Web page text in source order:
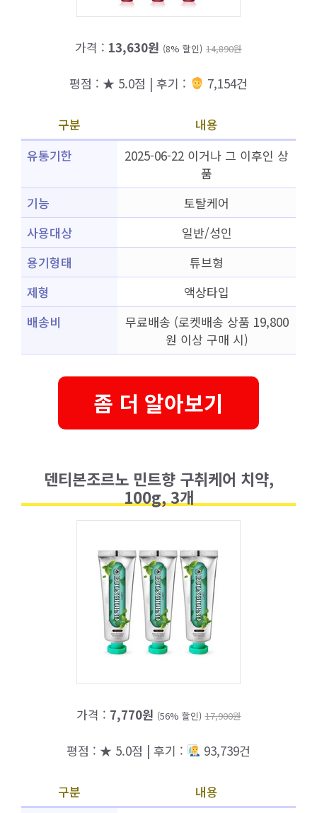
가격 : 13,630원 (8% 할인) 14,890원
평점 : ★ 5.0점 | 후기 : 7,154건
구분
내용
유통기한
2025-06-22 이거나 그 이후인 상
품
기능
토탈케어
사용대상
일반/성인
용기형태
튜브형
제형
액상타입
배송비
무료배송 (로켓배송 상품 19,800
원 이상 구매 시)
좀 더 알아보기
덴티본조르노 민트향 구취케어 치약,
100g, 3개
가격 : 7,770원 (56% 할인) 17,900원
평점 : ★ 5.0점 | 후기 : 93,739건
구분
내용